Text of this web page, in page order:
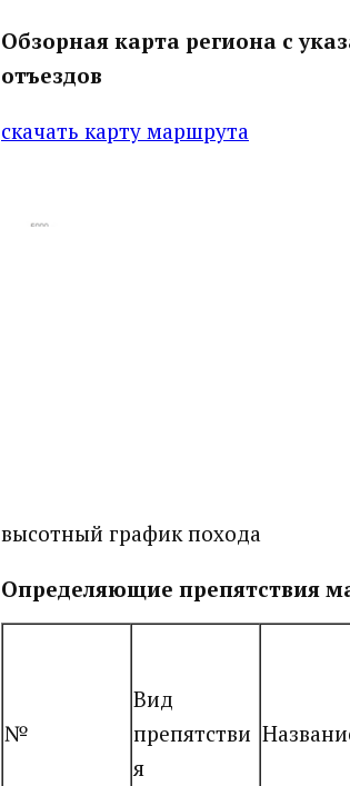
Обзорная карта региона с
отъездов
скачать карту маршрута
высотный график похода
Определяющие препятствия
№
Вид
препятстви
я